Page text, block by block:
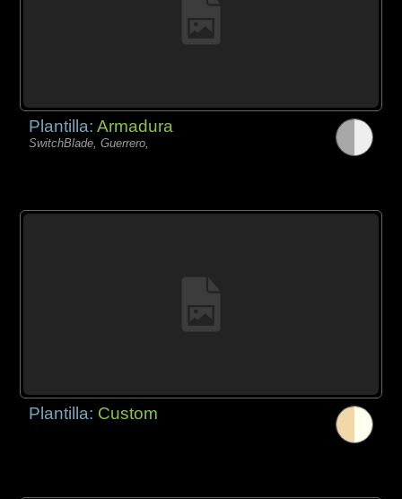
Plantilla:Armadura
SwitchBlade, Guerrero,
Plantilla: Custom